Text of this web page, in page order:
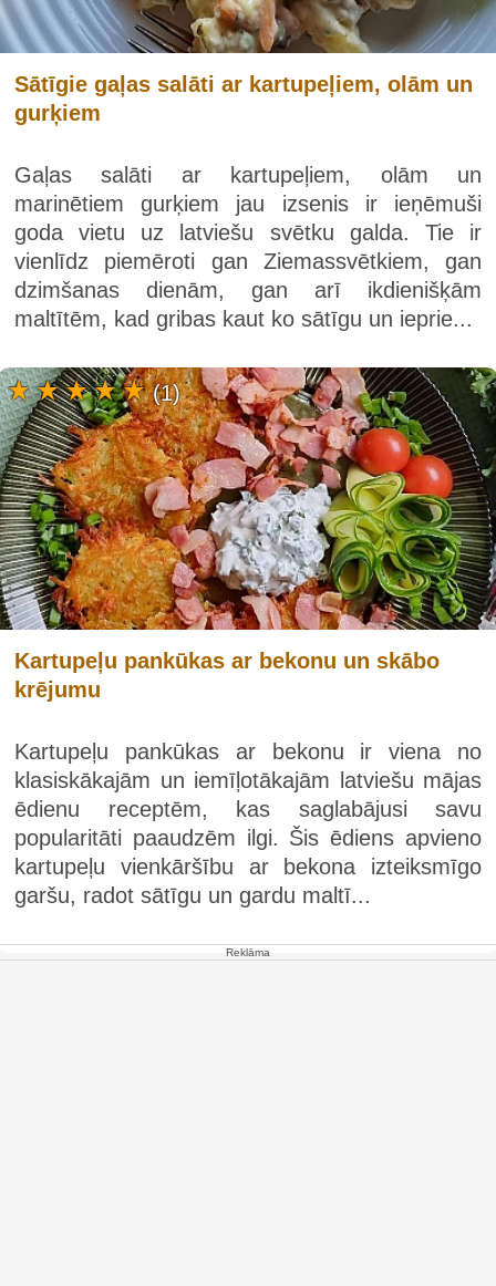
Sātīgie gaļas salāti ar kartupeļiem, olām un
gurķiem
Gaļas salāti ar kartupeļiem, olām un
marinētiem gurķiem jau izsenis ir ieņēmuši
goda vietu uz latviešu svētku galda. Tie ir
vienlīdz piemēroti gan Ziemassvētkiem, gan
dzimšanas dienām, gan arī ikdienišķām
maltītēm, kad gribas kaut ko sātīgu un ieprie...
Kartupeļu pankūkas ar bekonu un skābo
krējumu
Kartupeļu pankūkas ar bekonu ir viena no
klasiskākajām un iemīļotākajām latviešu mājas
ēdienu receptēm, kas saglabājusi savu
popularitāti paaudzēm ilgi. Šis ēdiens apvieno
kartupeļu vienkāršību ar bekona izteiksmīgo
garšu, radot sātīgu un gardu maltī...
(1)
Reklāma